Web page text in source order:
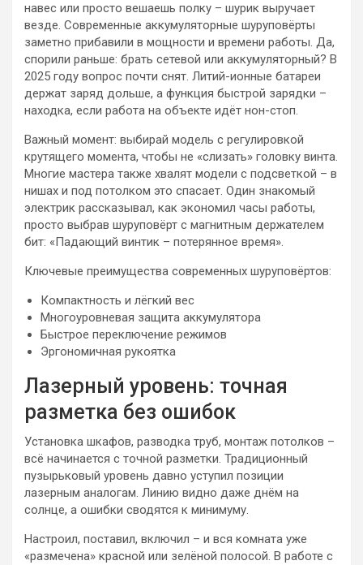
навес или просто вешаешь полку – шурик выручает
везде. Современные аккумуляторные шуруповёрты
заметно прибавили в мощности и времени работы. Да,
спорили раньше: брать сетевой или аккумуляторный? В
2025 году вопрос почти снят. Литий-ионные батареи
держат заряд дольше, а функция быстрой зарядки –
находка, если работа на объекте идёт нон-стоп.
Важный момент: выбирай модель с регулировкой
крутящего момента, чтобы не «слизать» головку винта.
Многие мастера также хвалят модели с подсветкой – в
нишах и под потолком это спасает. Один знакомый
электрик рассказывал, как экономил часы работы,
просто выбрав шуруповёрт с магнитным держателем
бит: «Падающий винтик – потерянное время».
Ключевые преимущества современных шуруповёртов:
Компактность и лёгкий вес
Многоуровневая защита аккумулятора
Быстрое переключение режимов
Эргономичная рукоятка
Лазерный уровень: точная
разметка без ошибок
Установка шкафов, разводка труб, монтаж потолков –
всё начинается с точной разметки. Традиционный
пузырьковый уровень давно уступил позиции
лазерным аналогам. Линию видно даже днём на
солнце, а ошибки сводятся к минимуму.
Настроил, поставил, включил – и вся комната уже
«размечена» красной или зелёной полосой. В работе с